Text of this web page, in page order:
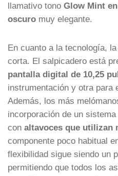
llamativo tono Glow Mint
oscuro muy elegante.
En cuanto a la tecnología,
corta. El salpicadero está
pantalla digital de 10,25
instrumentación y otra para
Además, los más
incorporación de un
con altavoces que utilizan
componente poco habitual
flexibilidad sigue siendo un
permitiendo que todos los